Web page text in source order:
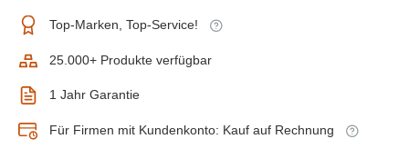
Top-Marken, Top-Service!
25.000+ Produkte verfügbar
1 Jahr Garantie
Für Firmen mit Kundenkonto: Kauf auf Rechnung